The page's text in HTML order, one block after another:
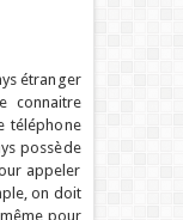
étranger
connaitre
téléphone
possède
appeler
on doit
pour